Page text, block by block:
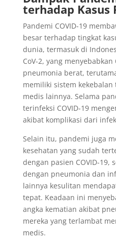
terhadap Kasus
Pandemi COVID-19
besar terhadap tingkat
dunia, termasuk di
CoV-2, yang
pneumonia berat,
memiliki sistem
medis lainnya. Selama
terinfeksi COVID-19
akibat komplikasi dari
Selain itu, pandemi juga
kesehatan yang sudah
dengan pasien COVID-19,
dengan pneumonia dan
lainnya kesulitan
tepat. Keadaan ini
angka kematian akibat
mereka yang terlambat
medis.